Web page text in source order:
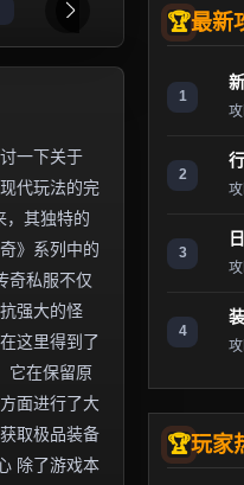
一下关于
代玩法的完
，其独特的
》系列中的
奇私服不仅
强大的怪
这里得到了
它在保留原
面进行了大
取极品装备
除了游戏本
最新
1
2
3
4
玩家